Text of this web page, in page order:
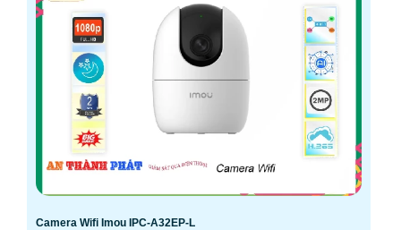
Camera Wifi Imou IPC-A32EP-L